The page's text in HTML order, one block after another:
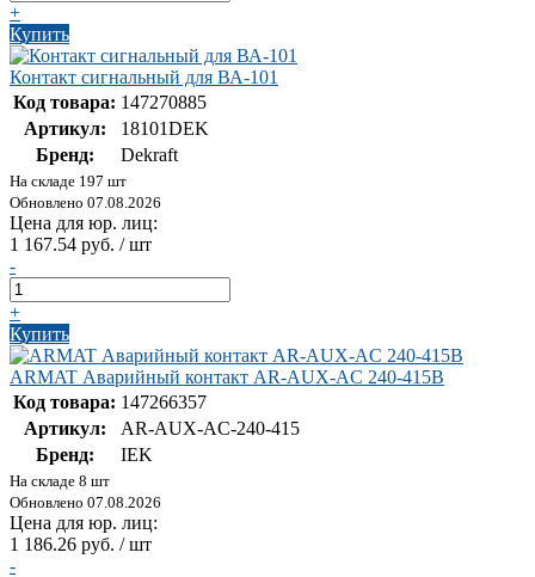
+
Купить
Контакт сигнальный для ВА-101
Код товара: 147270885
Артикул:
18101DEK
Бренд:
Dekraft
На складе 197 шт
Обновлено 07.08.2026
Цена для юр. лиц:
1 167.54 руб. / шт
-
+
Купить
ARMAT Аварийный контакт AR-AUX-AC 240-415В
Код товара: 147266357
Артикул:
AR-AUX-AC-240-415
Бренд:
IEK
На складе 8 шт
Обновлено 07.08.2026
Цена для юр. лиц:
1 186.26 руб. / шт
-